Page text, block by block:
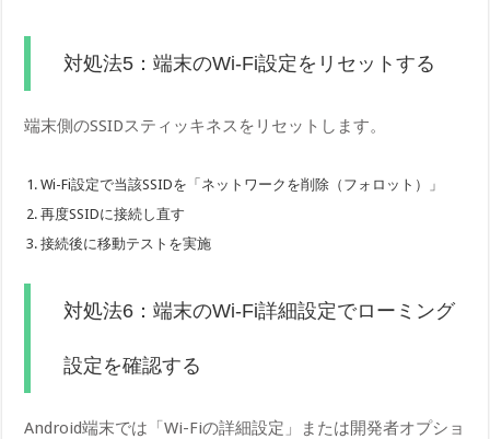
対処法5：端末のWi-Fi設定をリセットする
端末側のSSIDスティッキネスをリセットします。
Wi-Fi設定で当該SSIDを「ネットワークを削除（フォロット）」
再度SSIDに接続し直す
接続後に移動テストを実施
対処法6：端末のWi-Fi詳細設定でローミング
設定を確認する
Android端末では「Wi-Fiの詳細設定」または開発者オプショ